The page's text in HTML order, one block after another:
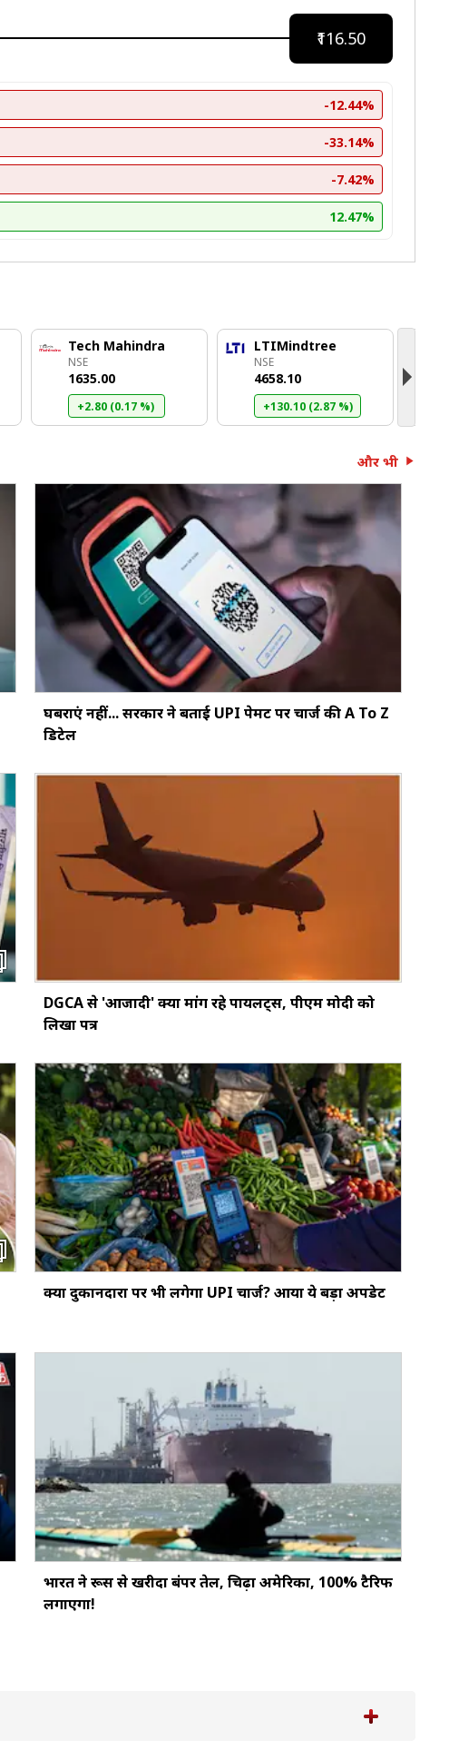
₹116.50
-12.44%
-33.14%
-7.42%
12.47%
Tech Mahindra
NSE
₹1635.00
+2.80 (0.17 %)
LTIMindtree
NSE
₹4658.10
+130.10 (2.87 %)
घबराएं नहीं... सरकार ने बताई UPI पेमेंट पर चार्ज की A To Z
डिटेल
DGCA से 'आजादी' क्यों मांग रहे पायलट्स, पीएम मोदी को
लिखा पत्र
क्‍या दुकानदारों पर भी लगेगा UPI चार्ज? आया ये बड़ा अपडेट
भारत ने रूस से खरीदा बंपर तेल, चिढ़ा अमेरिका, 100% टैरिफ
लगाएगा!
और भी